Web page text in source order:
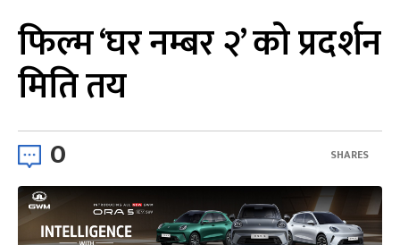
फिल्म ‘घर नम्बर २’ को प्रदर्शन
मिति तय
0 SHARES